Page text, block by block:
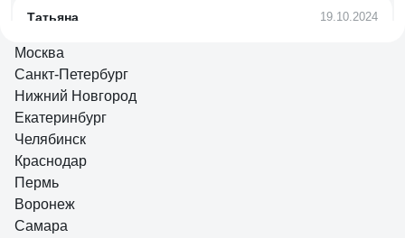
Татьяна 19.10.2024
монтируются. Надёжно фиксируются и хорошо держат
кабель. Упаковка герметичная, что обеспечивает хорошие
свойства хомутов при хранении.
Отзыв о дюбеле-хомуте FORTISFLEX ДХП
14-6 ч 100 81831
Владимир В.
Москва
Санкт-Петербург
Нижний Новгород
Екатеринбург
Челябинск
Краснодар
Пермь
Воронеж
Самара